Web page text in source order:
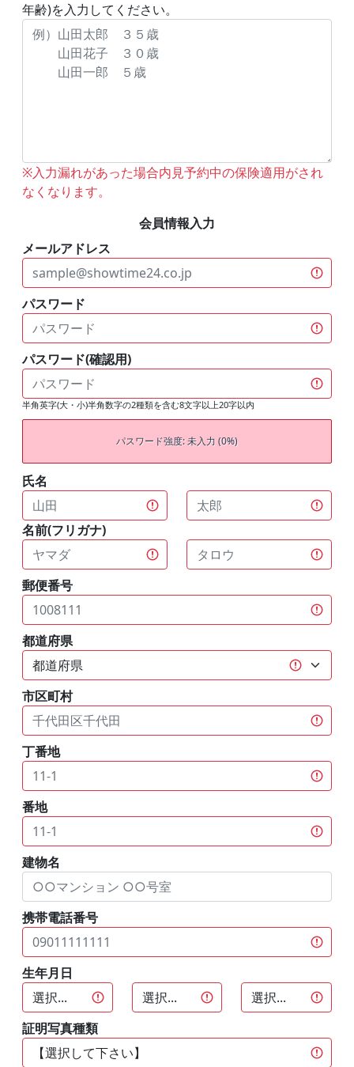
年齢)を入力してください。
※入力漏れがあった場合内見予約中の保険適用がされ
なくなります。
会員情報入力
メールアドレス
パスワード
パスワード(確認用)
半角英字(大・小)半角数字の2種類を含む8文字以上20字以内
パスワード強度: 未入力 (0%)
氏名
名前(フリガナ)
郵便番号
都道府県
市区町村
丁番地
番地
建物名
携帯電話番号
生年月日
証明写真種類